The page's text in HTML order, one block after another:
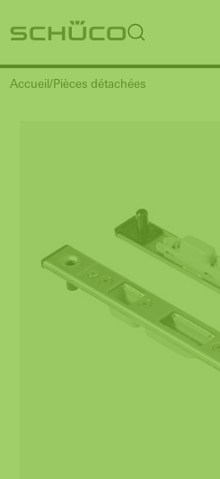
Accueil Pièces détachées